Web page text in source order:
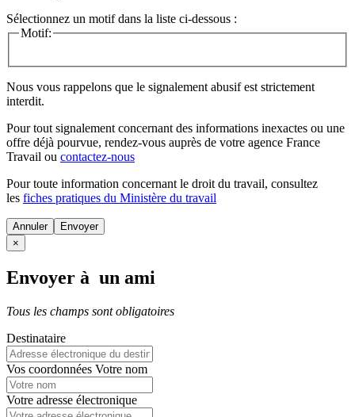
Sélectionnez un motif dans la liste ci-dessous :
Motif:
Nous vous rappelons que le signalement abusif est strictement
interdit.
Pour tout signalement concernant des informations inexactes ou une
offre déjà pourvue, rendez-vous auprès de votre agence France
Travail ou contactez-nous
Pour toute information concernant le droit du travail, consultez
les fiches pratiques du Ministère du travail
Annuler
×
Envoyer à un ami
Tous les champs sont obligatoires
Destinataire
Vos coordonnées Votre nom
Votre adresse électronique